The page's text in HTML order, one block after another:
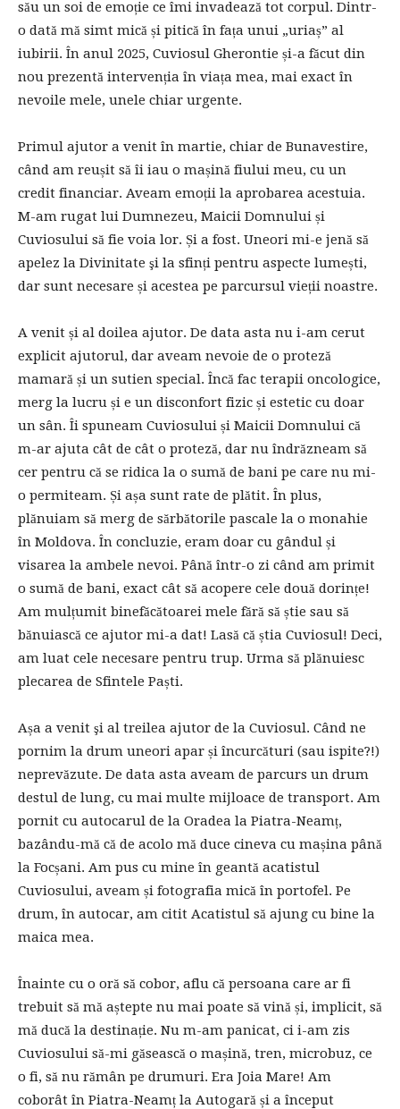
său un soi de emoție ce îmi invadează tot corpul. Dintr-
o dată mă simt mică și pitică în fața unui „uriaș” al
iubirii. În anul 2025, Cuviosul Gherontie și-a făcut din
nou prezentă intervenția în viața mea, mai exact în
nevoile mele, unele chiar urgente.
Primul ajutor a venit în martie, chiar de Bunavestire,
când am reușit să îi iau o mașină fiului meu, cu un
credit financiar. Aveam emoții la aprobarea acestuia.
M-am rugat lui Dumnezeu, Maicii Domnului și
Cuviosului să fie voia lor. Și a fost. Uneori mi-e jenă să
apelez la Divinitate şi la sfinți pentru aspecte lumești,
dar sunt necesare și acestea pe parcursul vieții noastre.
A venit și al doilea ajutor. De data asta nu i-am cerut
explicit ajutorul, dar aveam nevoie de o proteză
mamară și un sutien special. Încă fac terapii oncologice,
merg la lucru și e un disconfort fizic și estetic cu doar
un sân. Îi spuneam Cuviosului și Maicii Domnului că
m-ar ajuta cât de cât o proteză, dar nu îndrăzneam să
cer pentru că se ridica la o sumă de bani pe care nu mi-
o permiteam. Și așa sunt rate de plătit. În plus,
plănuiam să merg de sărbătorile pascale la o monahie
în Moldova. În concluzie, eram doar cu gândul și
visarea la ambele nevoi. Până într-o zi când am primit
o sumă de bani, exact cât să acopere cele două dorințe!
Am mulțumit binefăcătoarei mele fără să știe sau să
bănuiască ce ajutor mi-a dat! Lasă că știa Cuviosul! Deci,
am luat cele necesare pentru trup. Urma să plănuiesc
plecarea de Sfintele Paști.
Așa a venit şi al treilea ajutor de la Cuviosul. Când ne
pornim la drum uneori apar și încurcături (sau ispite?!)
neprevăzute. De data asta aveam de parcurs un drum
destul de lung, cu mai multe mijloace de transport. Am
pornit cu autocarul de la Oradea la Piatra-Neamț,
bazându-mă că de acolo mă duce cineva cu mașina până
la Focșani. Am pus cu mine în geantă acatistul
Cuviosului, aveam și fotografia mică în portofel. Pe
drum, în autocar, am citit Acatistul să ajung cu bine la
maica mea.
Înainte cu o oră să cobor, aflu că persoana care ar fi
trebuit să mă aștepte nu mai poate să vină și, implicit, să
mă ducă la destinație. Nu m-am panicat, ci i-am zis
Cuviosului să-mi găsească o mașină, tren, microbuz, ce
o fi, să nu rămân pe drumuri. Era Joia Mare! Am
coborât în Piatra-Neamț la Autogară și a început